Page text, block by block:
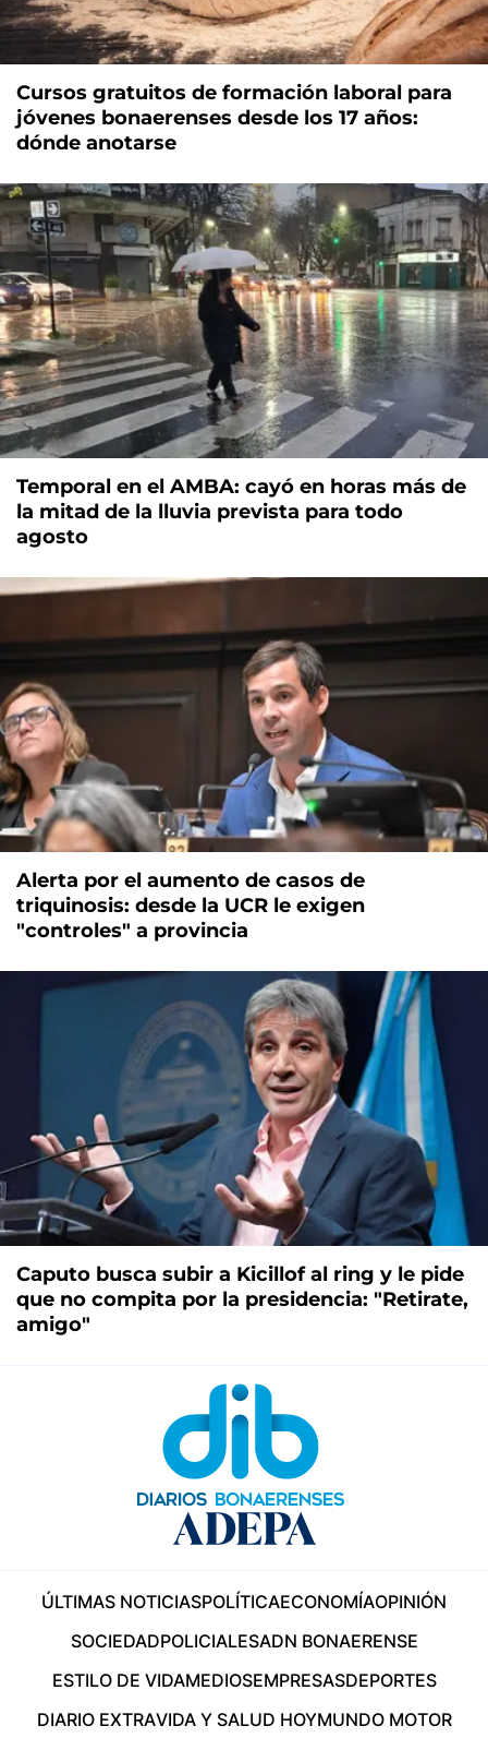
Cursos gratuitos de formación laboral para
jóvenes bonaerenses desde los 17 años:
dónde anotarse
Temporal en el AMBA: cayó en horas más de
la mitad de la lluvia prevista para todo
agosto
Alerta por el aumento de casos de
triquinosis: desde la UCR le exigen
"controles" a provincia
Caputo busca subir a Kicillof al ring y le pide
que no compita por la presidencia: "Retirate,
amigo"
ÚLTIMAS NOTICIASPOLÍTICAECONOMÍAOPINIÓN
SOCIEDADPOLICIALESADN BONAERENSE
ESTILO DE VIDAMEDIOSEMPRESASDEPORTES
DIARIO EXTRAVIDA Y SALUD HOYMUNDO MOTOR